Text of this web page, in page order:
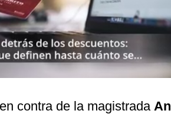
contra de la magistrada